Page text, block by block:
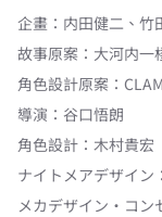
企畫 ： 内田健二 、 竹
故事原案 ： 大河内一
角色設計原案 ：
導演 ： 谷口悟朗
角色設計 ： 木村貴宏
ナイトメアデザイン ：
メカデザイン・コン